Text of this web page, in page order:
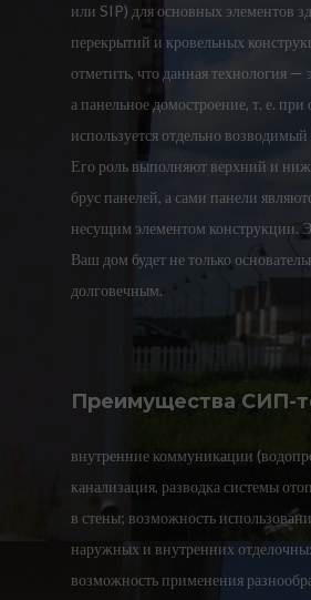
или SIP) для основных элементов
перекрытий и кровельных
отметить, что данная технология —
а панельное домостроение, т. е. при
используется отдельно возводимый
Его роль выполняют верхний и
брус панелей, а сами панели
несущим элементом конструкции.
Ваш дом будет не только
долговечным.
Преимущества СИП-
внутренние коммуникации
канализация, разводка системы
в стены; возможность
наружных и внутренних
возможность применения